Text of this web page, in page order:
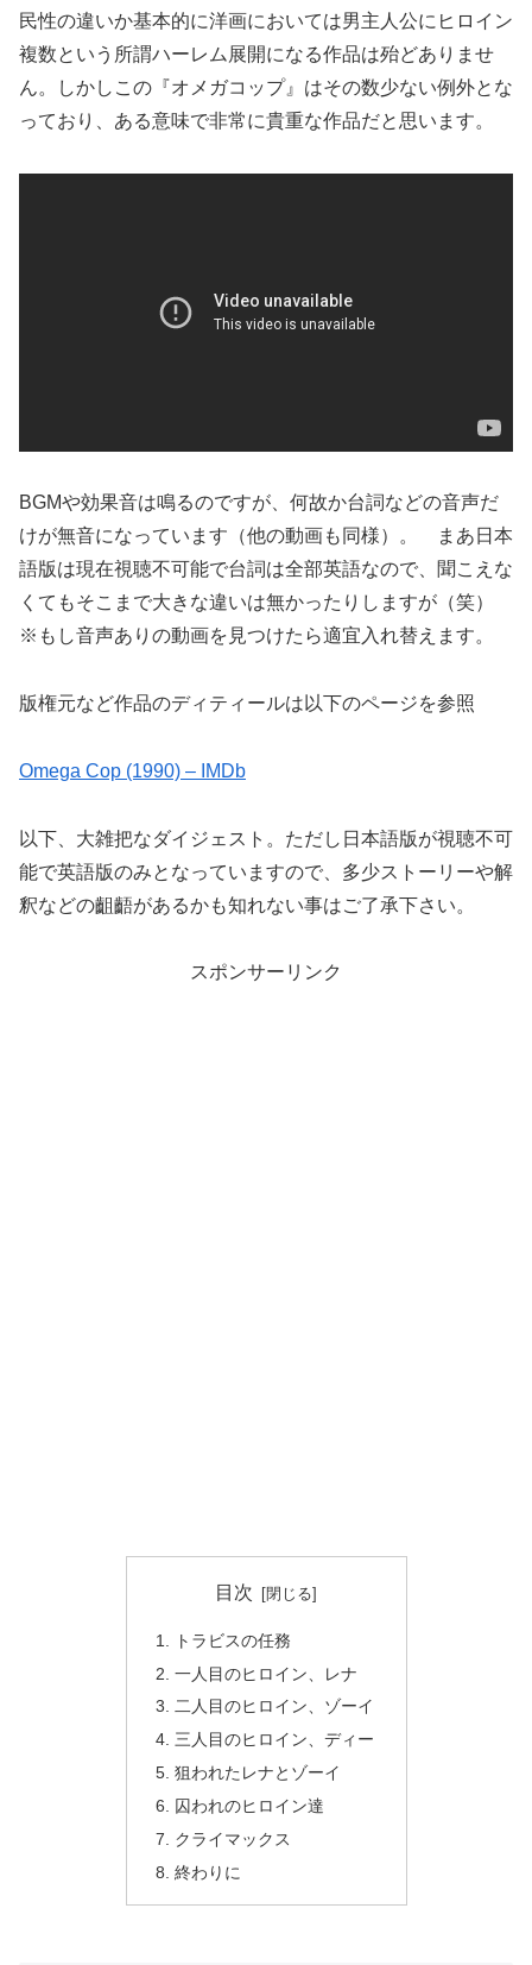
民性の違いか基本的に洋画においては男主人公にヒロイン
複数という所謂ハーレム展開になる作品は殆どありませ
ん。しかしこの『オメガコップ』はその数少ない例外とな
っており、ある意味で非常に貴重な作品だと思います。
BGMや効果音は鳴るのですが、何故か台詞などの音声だ
けが無音になっています（他の動画も同様）。 まあ日本
語版は現在視聴不可能で台詞は全部英語なので、聞こえな
くてもそこまで大きな違いは無かったりしますが（笑）
※もし音声ありの動画を見つけたら適宜入れ替えます。
版権元など作品のディティールは以下のページを参照
Omega Cop (1990) – IMDb
以下、大雑把なダイジェスト。ただし日本語版が視聴不可
能で英語版のみとなっていますので、多少ストーリーや解
釈などの齟齬があるかも知れない事はご了承下さい。
スポンサーリンク
目次
トラビスの任務
一人目のヒロイン、レナ
二人目のヒロイン、ゾーイ
三人目のヒロイン、ディー
狙われたレナとゾーイ
囚われのヒロイン達
クライマックス
終わりに